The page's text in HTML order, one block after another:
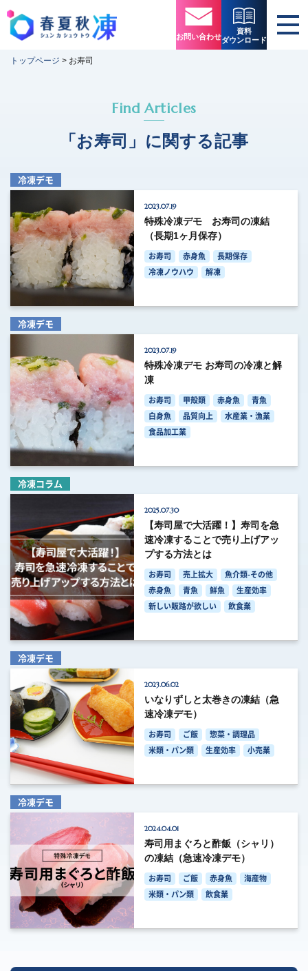
お問い合わせ
資料
ダウンロード
トップページ > お寿司
Find Articles
「お寿司」に関する記事
冷凍デモ
2023.07.19
特殊冷凍デモ お寿司の凍結
（長期1ヶ月保存）
お寿司 赤身魚
長期保存
冷凍ノウハウ
解凍
冷凍デモ
2023.07.19
特殊冷凍デモ お寿司の冷凍と解
凍
お寿司 甲殻類 赤身魚
青魚
白身魚
品質向上
水産業・漁業
食品加工業
冷凍コラム
2025.07.30
【寿司屋で大活躍！】寿司を急
速冷凍することで売り上げアッ
プする方法とは
お寿司 売上拡大
魚介類-その他
赤身魚
青魚 鮮魚
生産効率
新しい販路が欲しい
飲食業
冷凍デモ
2023.06.02
いなりずしと太巻きの凍結（急
速冷凍デモ）
お寿司 ご飯
惣菜・調理品
米類・パン類
生産効率 小売業
冷凍デモ
2024.04.01
寿司用まぐろと酢飯（シャリ）
の凍結（急速冷凍デモ）
お寿司 ご飯 赤身魚
海産物
米類・パン類
飲食業